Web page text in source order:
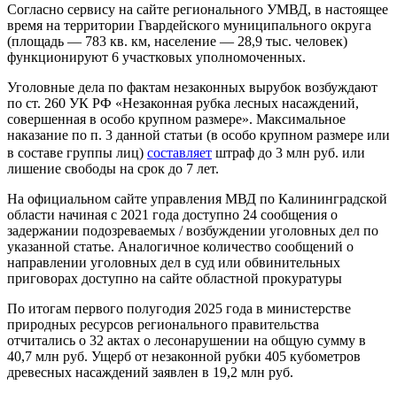
Согласно сервису на сайте регионального УМВД, в настоящее
время на территории Гвардейского муниципального округа
(площадь — 783 кв. км, население — 28,9 тыс. человек)
функционируют 6 участковых уполномоченных.
Уголовные дела по фактам незаконных вырубок возбуждают
по ст. 260 УК РФ «Незаконная рубка лесных насаждений,
совершенная в особо крупном размере». Максимальное
наказание по п. 3 данной статьи (в особо крупном размере или
в составе группы лиц) составляет штраф до 3 млн руб. или
лишение свободы на срок до 7 лет.
На официальном сайте управления МВД по Калининградской
области начиная с 2021 года доступно 24 сообщения о
задержании подозреваемых / возбуждении уголовных дел по
указанной статье. Аналогичное количество сообщений о
направлении уголовных дел в суд или обвинительных
приговорах доступно на сайте областной прокуратуры
По итогам первого полугодия 2025 года в министерстве
природных ресурсов регионального правительства
отчитались о 32 актах о лесонарушении на общую сумму в
40,7 млн руб. Ущерб от незаконной рубки 405 кубометров
древесных насаждений заявлен в 19,2 млн руб.